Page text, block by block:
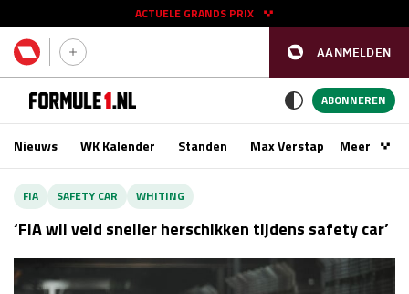
AANMELDEN
ACTUELE GRANDS PRIX
11 - 13 sep
Race
GP SINGAPORE 2026 09 - 11 okt
ABONNEREN
Nieuws WK Kalender Standen Max VerstappenMeer
FIA SAFETY CAR WHITING
‘FIA wil veld sneller herschikken tijdens safety car’